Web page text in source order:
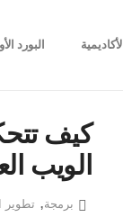
الأكاديمية البورد
الويب
برمجة, تطوير